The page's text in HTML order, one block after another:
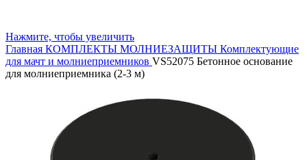
Нажмите, чтобы увеличить
Главная КОМПЛЕКТЫ МОЛНИЕЗАЩИТЫ Комплектующие
для мачт и молниеприемников VS52075 Бетонное основание
для молниеприемника (2-3 м)